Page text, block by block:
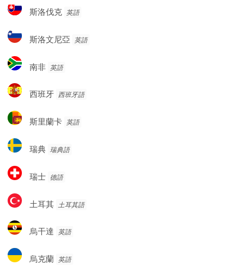
亞
斯
洛
克
斯洛伐克 英語
斯
洛
尼
斯洛文尼亞 英語
南
非
南非 英語
西
班
西班牙 西班牙語
斯
里
卡
斯里蘭卡 英語
瑞
典
瑞典 瑞典語
瑞
士
瑞士 德語
土
耳
土耳其 土耳其語
烏
干
烏干達 英語
烏
克
烏克蘭 英語